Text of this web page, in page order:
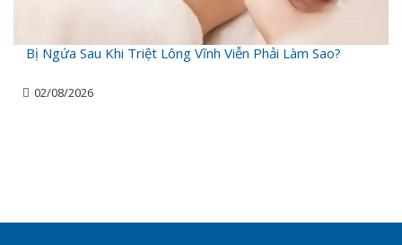
Bị Ngứa Sau Khi Triệt Lông Vĩnh Viễn Phải Làm Sao?
02/08/2026